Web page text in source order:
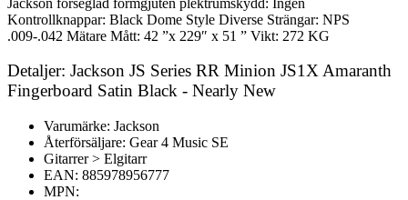
Kontrollknappar: Black Dome Style Diverse Strängar: NPS
.009-.042 Mätare Mått: 42 ”x 229″ x 51 ” Vikt: 272 KG
Detaljer: Jackson JS Series RR Minion JS1X Amaranth
Fingerboard Satin Black - Nearly New
Varumärke: Jackson
Återförsäljare: Gear 4 Music SE
Gitarrer > Elgitarr
EAN: 885978956777
MPN: